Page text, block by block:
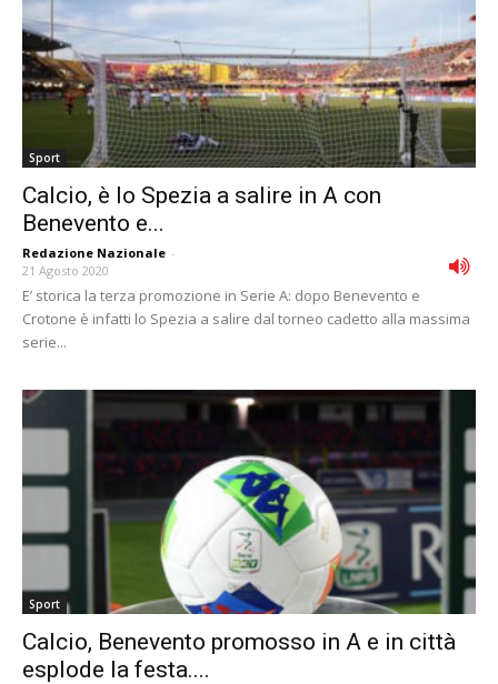
Sport
Calcio, è lo Spezia a salire in A con
Benevento e...
Redazione Nazionale -
21 Agosto 2020
E’ storica la terza promozione in Serie A: dopo Benevento e
Crotone è infatti lo Spezia a salire dal torneo cadetto alla massima
serie...
Sport
Calcio, Benevento promosso in A e in città
esplode la festa....